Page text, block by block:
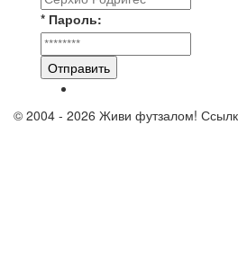
* Пароль:
Отправить
© 2004 - 2026 Живи футзалом!